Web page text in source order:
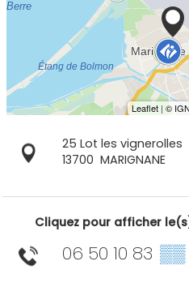
25 Lot les vignerolles
13700 MARIGNANE
Cliquez pour afficher
06 50 10 83 ▒▒